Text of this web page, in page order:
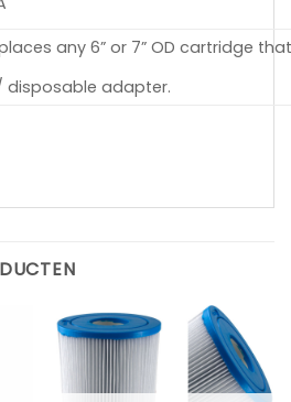
any 6” or 7” OD cartridge
disposable adapter.